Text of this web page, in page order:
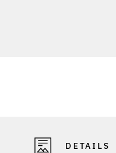
DETAILS